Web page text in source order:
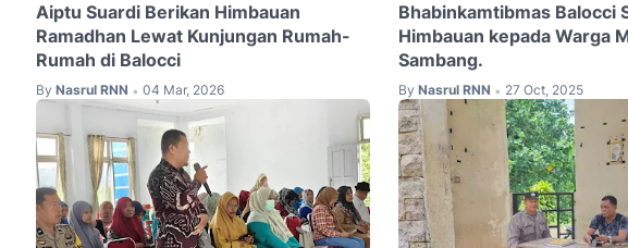
Aiptu Suardi Berikan Himbauan
Ramadhan Lewat Kunjungan Rumah-
Rumah di Balocci
By Nasrul RNN • 04 Mar, 2026
Bhabinkamtibmas Balocci
Himbauan kepada Warga
Sambang.
By Nasrul RNN • 27 Oct, 2025